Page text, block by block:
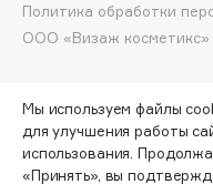
Dr.Ceuracle
Dr.Jart+
Dyson
ООО «Визаж
Политика обработки
Мы используем файлы
для улучшения работы
использования.
«Принять», вы